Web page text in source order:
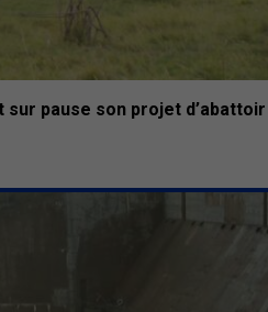
sur pause son projet